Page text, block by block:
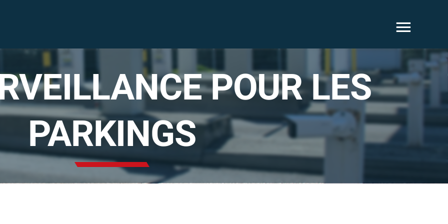
POUR LES
PARKINGS
Solutions
audiovisuelles
Solutions vidéo
sécurité